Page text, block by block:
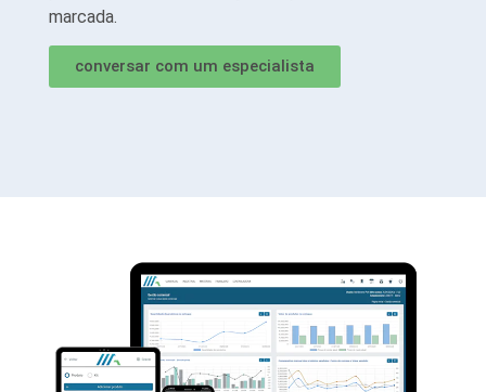
marcada.
conversar com um especialista